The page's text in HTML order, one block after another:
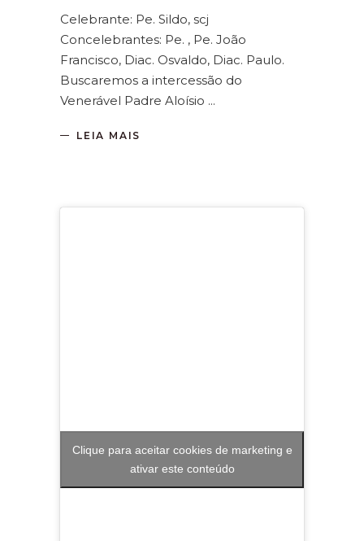
Celebrante: Pe. Sildo, scj
Concelebrantes: Pe. , Pe. João
Francisco, Diac. Osvaldo, Diac. Paulo.
Buscaremos a intercessão do
Venerável Padre Aloísio
LEIA MAIS
Clique para aceitar cookies de marketing e
ativar este conteúdo